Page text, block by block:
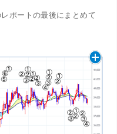
ポートの最後にまとめて